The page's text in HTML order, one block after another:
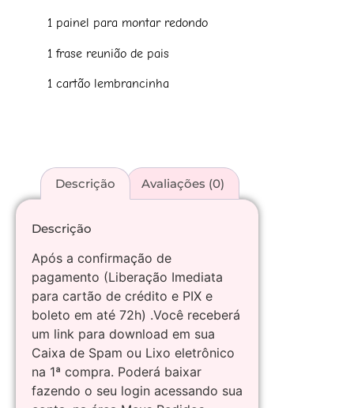
1 painel para montar redondo
1 frase reunião de pais
1 cartão lembrancinha
Descrição Avaliações (0)
Descrição
Após a confirmação de
pagamento (Liberação Imediata
para cartão de crédito e PIX e
boleto em até 72h) .Você receberá
um link para download em sua
Caixa de Spam ou Lixo eletrônico
na 1ª compra. Poderá baixar
fazendo o seu login acessando sua